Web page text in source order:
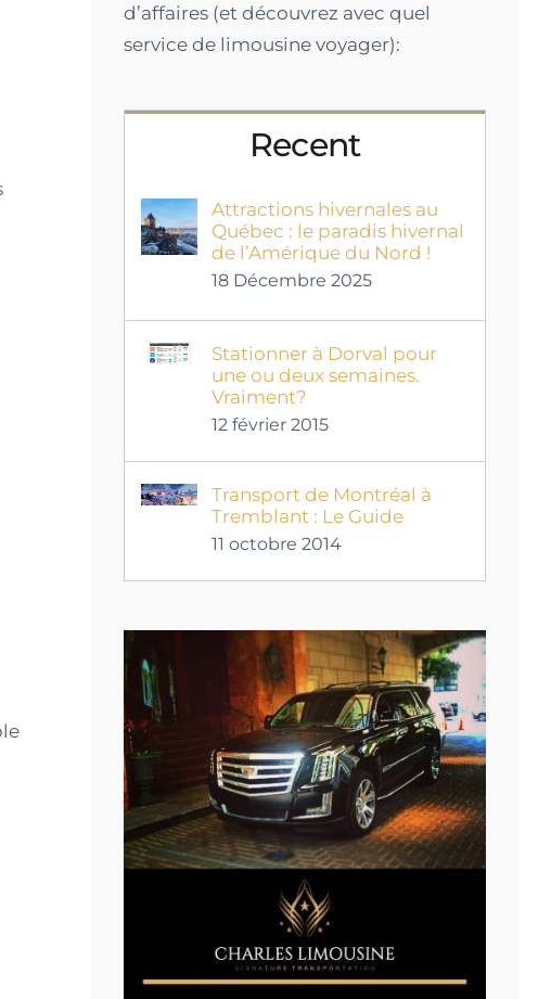
d’affaires (et découvrez avec quel
service de limousine voyager):
Recent
Attractions hivernales au
Québec : le paradis hivernal
de l’Amérique du Nord !
18 Décembre 2025
Stationner à Dorval pour
une ou deux semaines.
Vraiment?
12 février 2015
Transport de Montréal à
Tremblant : Le Guide
11 octobre 2014